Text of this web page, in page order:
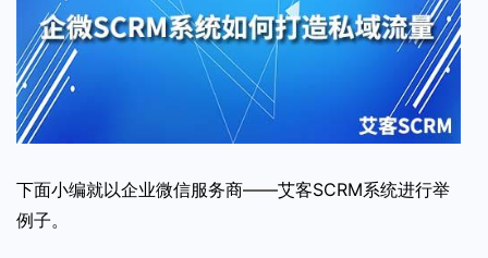
下面小编就以企业微信服务商——艾客SCRM系统进行举
例子。